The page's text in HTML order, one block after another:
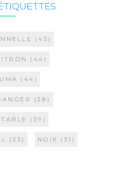
(43)
(44)
(44)
(38)
(39)
(25) NOIX (31)